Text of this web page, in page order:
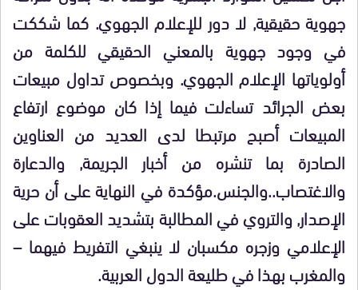
جهوية حقيقية, لا دور للإعلام الجهوي. كما شككت
في وجود جهوية بالمعني الحقيقي للكلمة من
أولوياتها الإعلام الجهوي. وبخصوص تداول مبيعات
بعض الجرائد تساءلت فيما إذا كان موضوع ارتفاع
المبيعات أصبح مرتبطا لدى العديد من العناوين
الصادرة بما تنشره من أخبار الجريمة, والدعارة
والاغتصاب..والجنس.مؤكدة في النهاية على أن حرية
الإصدار, والتروي في المطالبة بتشديد العقوبات على
الإعلامي وزجره مكسبان لا ينبغي التفريط فيهما –
والمغرب بهذا في طليعة الدول العربية.